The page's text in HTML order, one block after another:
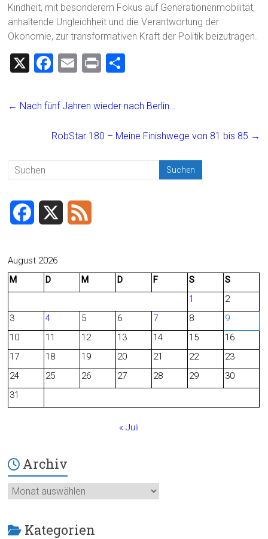
Kindheit, mit besonderem Fokus auf Generationenmobilität,
anhaltende Ungleichheit und die Verantwortung der
Ökonomie, zur transformativen Kraft der Politik beizutragen.
X
F
ce
o
E
ai
Pr
t
e
← Nach fünf Jahren wieder nach Berlin…
RobStar 180 – Meine Finishwege von 81 bis 85 →
c
b
o
August 2026
M
D M D F S
S
1
2
3
4 5 6 7 8
9
10
11 12 13 14 15
16
17
18 19 20 21 22
23
24
25 26 27 28 29
30
31
« Juli
Archiv
Archiv
Kategorien